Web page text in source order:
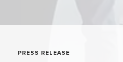
PRESS RELEASE